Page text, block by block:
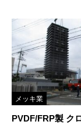
メッキ業
PVDF/FRP製 ク